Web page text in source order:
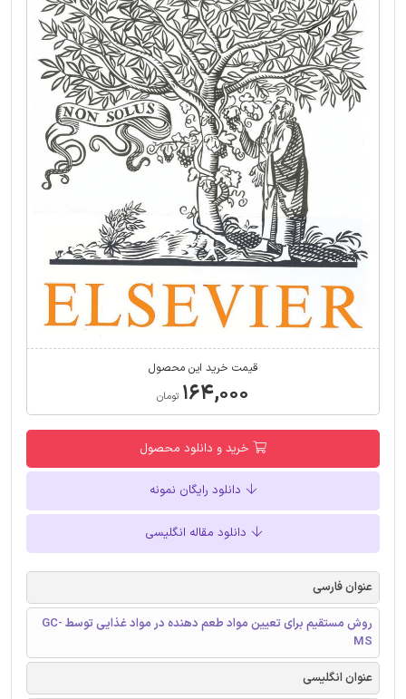
قیمت خرید این محصول
۱۶۴,۰۰۰ تومان
خرید و دانلود محصول
دانلود رایگان نمونه
دانلود مقاله انگلیسی
عنوان فارسی
روش مستقیم برای تعیین مواد طعم دهنده در مواد غذایی توسط GC-
MS
عنوان انگلیسی